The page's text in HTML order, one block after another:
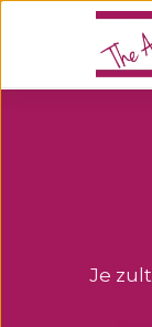
Je